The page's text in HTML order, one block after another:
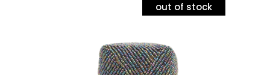
out of stock